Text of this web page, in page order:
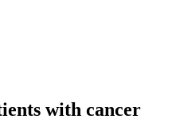
with cancer